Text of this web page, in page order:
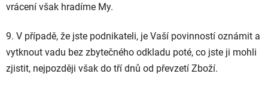
vrácení však hradíme My.
9. V případě, že jste podnikateli, je Vaší povinností oznámit a
vytknout vadu bez zbytečného odkladu poté, co jste ji mohli
zjistit, nejpozději však do tří dnů od převzetí Zboží.